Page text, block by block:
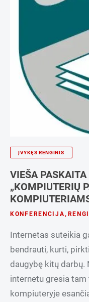
ĮVYKĘS RENGINIS
VIEŠA
„KOMPIUTERIŲ
KONFERENCIJA ,
Internetas suteikia
bendrauti, kurti,
daugybę kitų darbų.
internetu gresia
kompiuteryje